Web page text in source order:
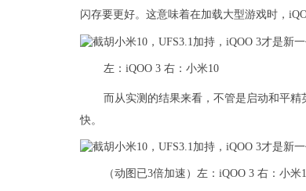
闪存要更好。这意味着在加载大型游戏时，
左：iQOO 3 右：小米10
而从实测的结果来看，不管是启动和平
快。
（动图已3倍加速）左：iQOO 3 右：小米